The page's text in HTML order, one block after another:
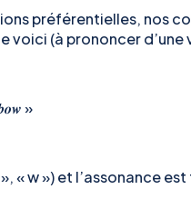
préférentielles, nos
voici (à prononcer d’une
»
« w ») et l’assonance